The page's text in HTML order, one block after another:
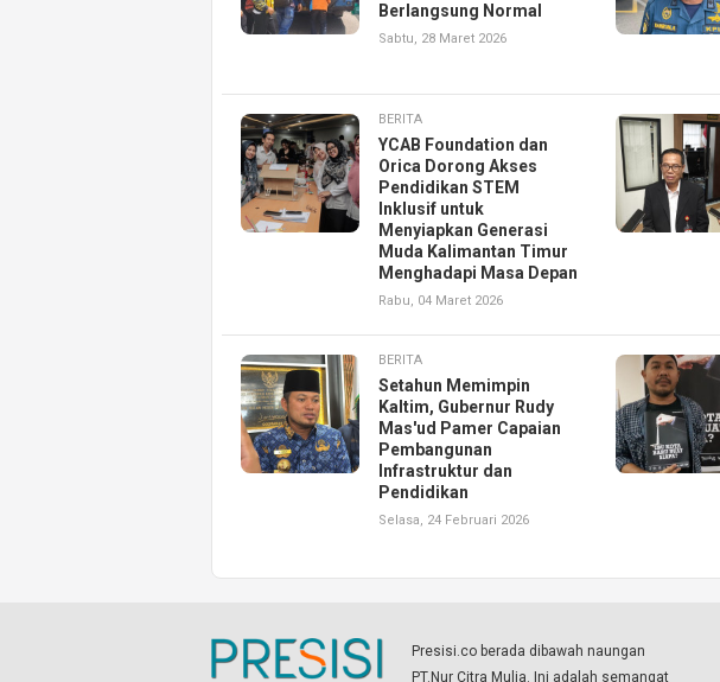
Berlangsung Normal
Sabtu, 28 Maret 2026
BERITA
YCAB Foundation dan
Orica Dorong Akses
Pendidikan STEM
Inklusif untuk
Menyiapkan Generasi
Muda Kalimantan Timur
Menghadapi Masa Depan
Rabu, 04 Maret 2026
BERITA
Setahun Memimpin
Kaltim, Gubernur Rudy
Mas'ud Pamer Capaian
Pembangunan
Infrastruktur dan
Pendidikan
Selasa, 24 Februari 2026
Presisi.co berada dibawah naungan
PT.Nur Citra Mulia. Ini adalah semangat